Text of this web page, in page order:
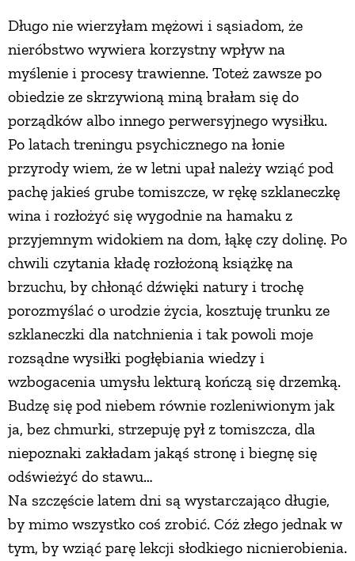
Długo nie wierzyłam mężowi i sąsiadom, że
nieróbstwo wywiera korzystny wpływ na
myślenie i procesy trawienne. Toteż zawsze po
obiedzie ze skrzywioną miną brałam się do
porządków albo innego perwersyjnego wysiłku.
Po latach treningu psychicznego na łonie
przyrody wiem, że w letni upał należy wziąć pod
pachę jakieś grube tomiszcze, w rękę szklaneczkę
wina i rozłożyć się wygodnie na hamaku z
przyjemnym widokiem na dom, łąkę czy dolinę. Po
chwili czytania kładę rozłożoną książkę na
brzuchu, by chłonąć dźwięki natury i trochę
porozmyślać o urodzie życia, kosztuję trunku ze
szklaneczki dla natchnienia i tak powoli moje
rozsądne wysiłki pogłębiania wiedzy i
wzbogacenia umysłu lekturą kończą się drzemką.
Budzę się pod niebem równie rozleniwionym jak
ja, bez chmurki, strzepuję pył z tomiszcza, dla
niepoznaki zakładam jakąś stronę i biegnę się
odświeżyć do stawu…
Na szczęście latem dni są wystarczająco długie,
by mimo wszystko coś zrobić. Cóż złego jednak w
tym, by wziąć parę lekcji słodkiego nicnierobienia.